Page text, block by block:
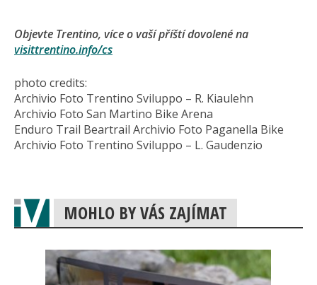
Objevte Trentino, více o vaší příští dovolené na
visittrentino­.info/cs
photo credits:
Archivio Foto Trentino Sviluppo – R. Kiaulehn
Archivio Foto San Martino Bike Arena
Enduro Trail Beartrail Archivio Foto Paganella Bike
Archivio Foto Trentino Sviluppo – L. Gaudenzio
MOHLO BY VÁS ZAJÍMAT